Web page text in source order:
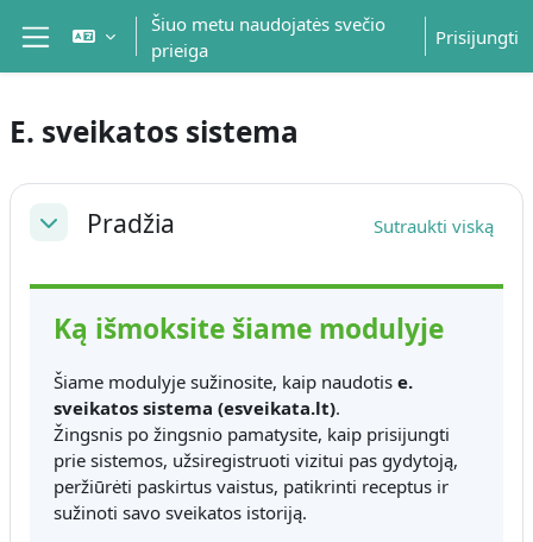
Pereiti į pagrindinį turinį
Šoninis skydelis
Šiuo metu naudojatės svečio
prieiga
Prisijungti
E. sveikatos sistema
Dalies kontūras
SutrauktiPradžia Sutraukti viską
Ką išmoksite šiame modulyje
Šiame modulyje sužinosite, kaip naudotis e.
sveikatos sistema (esveikata.lt).
Žingsnis po žingsnio pamatysite, kaip prisijungti
prie sistemos, užsiregistruoti vizitui pas gydytoją,
peržiūrėti paskirtus vaistus, patikrinti receptus ir
sužinoti savo sveikatos istoriją.